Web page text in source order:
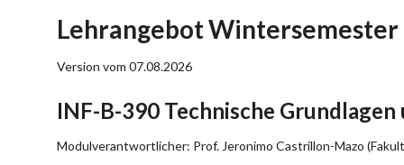
Lehrangebot
Version vom 07.08.2026
INF-B-390 Technische
Modulverantwortlicher: Prof. Jeronimo Castrillon-Mazo